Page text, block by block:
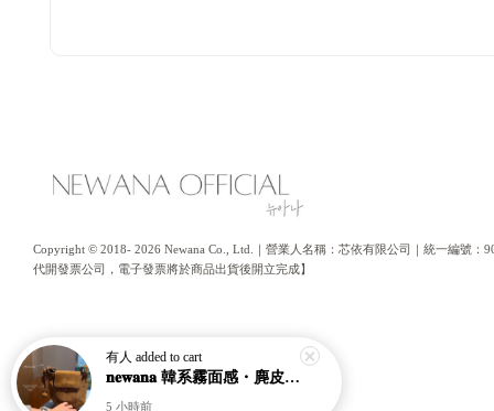
Copyright © 2018- 2026 Newana Co., Ltd.｜營業人名稱：芯依有限公司｜統一編號：
代開發票公司，電子發票將於商品出貨後開立完成】
有人 added to cart
𝐧𝐞𝐰𝐚𝐧𝐚 韓系霧面感・麂皮水桶南瓜包｜通勤日常包｜高級皮革｜現貨＋預購【nk62】
5 小時前